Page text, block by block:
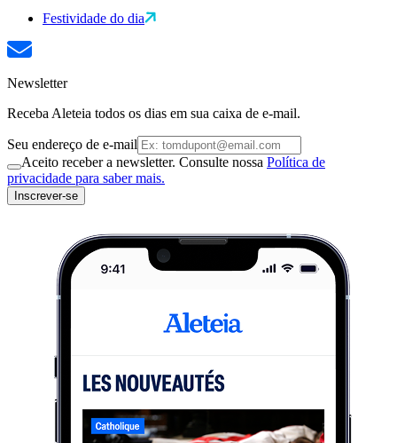
Festividade do dia
Newsletter
Receba Aleteia todos os dias em sua caixa de e-mail.
Seu endereço de e-mail
Aceito receber a newsletter. Consulte nossa Política de
privacidade para saber mais.
Inscrever-se